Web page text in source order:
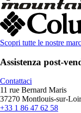
Scopri tutte le nostre
Assistenza post-
Contattaci
11 rue Bernard Maris
37270 Montlouis-sur-
+33 1 86 47 62 58